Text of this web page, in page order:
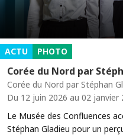
ACTU PHOTO
Corée du Nord par
Corée du Nord par Stéphan
Du 12 juin 2026 au 02 janvier
Le Musée des Confluences
Stéphan Gladieu pour un